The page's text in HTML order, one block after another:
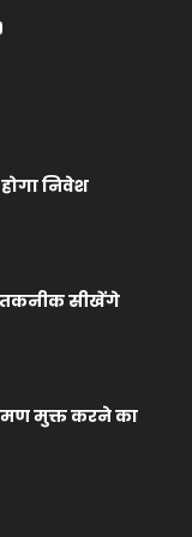
निवेश
तकनीक सीखेंगे
मुक्त करने का